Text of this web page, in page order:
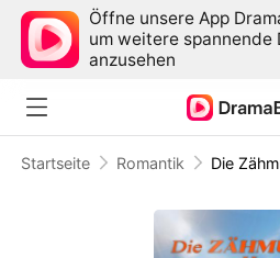
Öffne unsere App
um weitere spannende
anzusehen
Startseite Romantik